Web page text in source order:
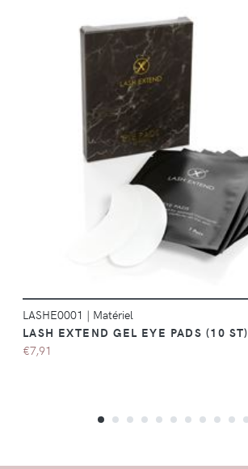
DÉTAILS
LASHE0001 | Matériel
LASH EXTEND GEL EYE PADS (10 ST)
€7,91